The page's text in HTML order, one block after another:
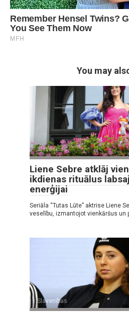
You may
Slavenības
Liene Sebre atklāj
ikdienas rituālus
enerģijai
Seriāla “Tutas Lūte” aktrise Liene
veselību, izmantojot vienkāršus un
Slavenības